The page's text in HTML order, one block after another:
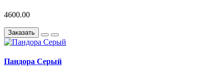
4600.00
Заказать
Пандора Серый